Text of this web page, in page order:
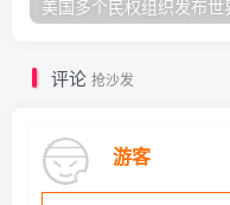
评论 抢沙发
游客